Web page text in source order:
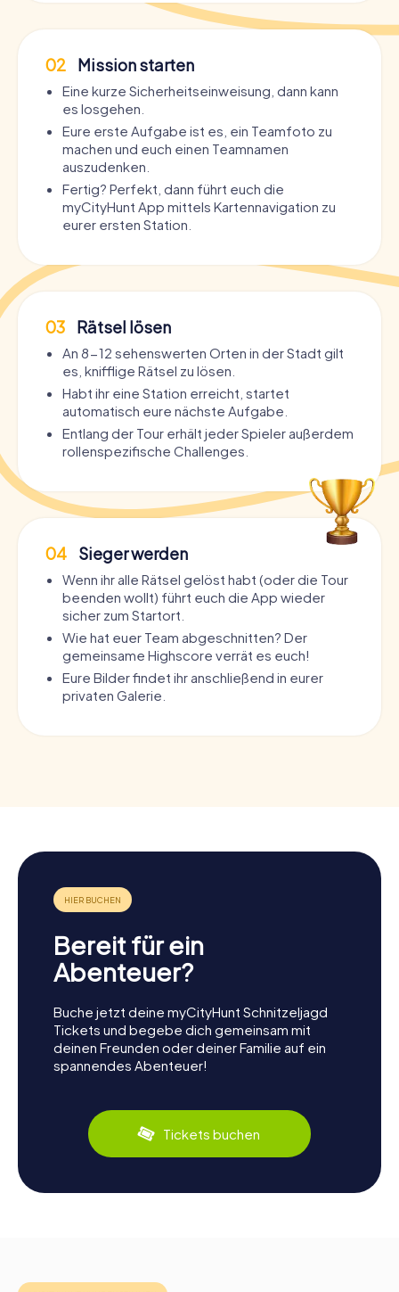
02 Mission starten
Eine kurze Sicherheitseinweisung, dann kann
es losgehen.
Eure erste Aufgabe ist es, ein Teamfoto zu
machen und euch einen Teamnamen
auszudenken.
Fertig? Perfekt, dann führt euch die
myCityHunt App mittels Kartennavigation zu
eurer ersten Station.
03 Rätsel lösen
An 8-12 sehenswerten Orten in der Stadt gilt
es, knifflige Rätsel zu lösen.
Habt ihr eine Station erreicht, startet
automatisch eure nächste Aufgabe.
Entlang der Tour erhält jeder Spieler außerdem
rollenspezifische Challenges.
04 Sieger werden
Wenn ihr alle Rätsel gelöst habt (oder die Tour
beenden wollt) führt euch die App wieder
sicher zum Startort.
Wie hat euer Team abgeschnitten? Der
gemeinsame Highscore verrät es euch!
Eure Bilder findet ihr anschließend in eurer
privaten Galerie.
Bereit für ein
Abenteuer?
Buche jetzt deine myCityHunt Schnitzeljagd
Tickets und begebe dich gemeinsam mit
deinen Freunden oder deiner Familie auf ein
spannendes Abenteuer!
Tickets buchen